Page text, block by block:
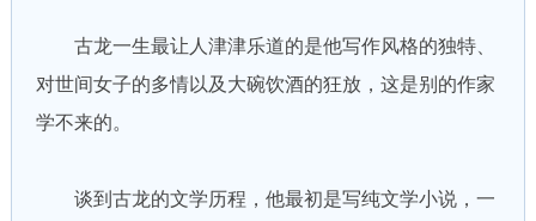
古龙一生最让人津津乐道的是他写作风格的独特、
对世间女子的多情以及大碗饮酒的狂放，这是别的作家
学不来的。
谈到古龙的文学历程，他最初是写纯文学小说，一